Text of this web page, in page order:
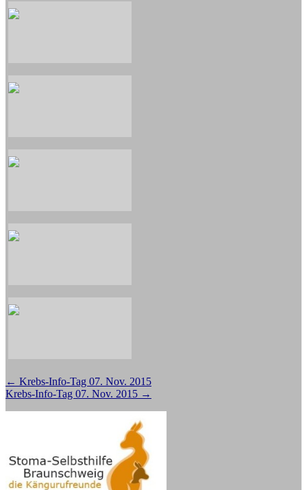
Beitragsnavigation
← Krebs-Info-Tag 07. Nov. 2015
Krebs-Info-Tag 07. Nov. 2015 →